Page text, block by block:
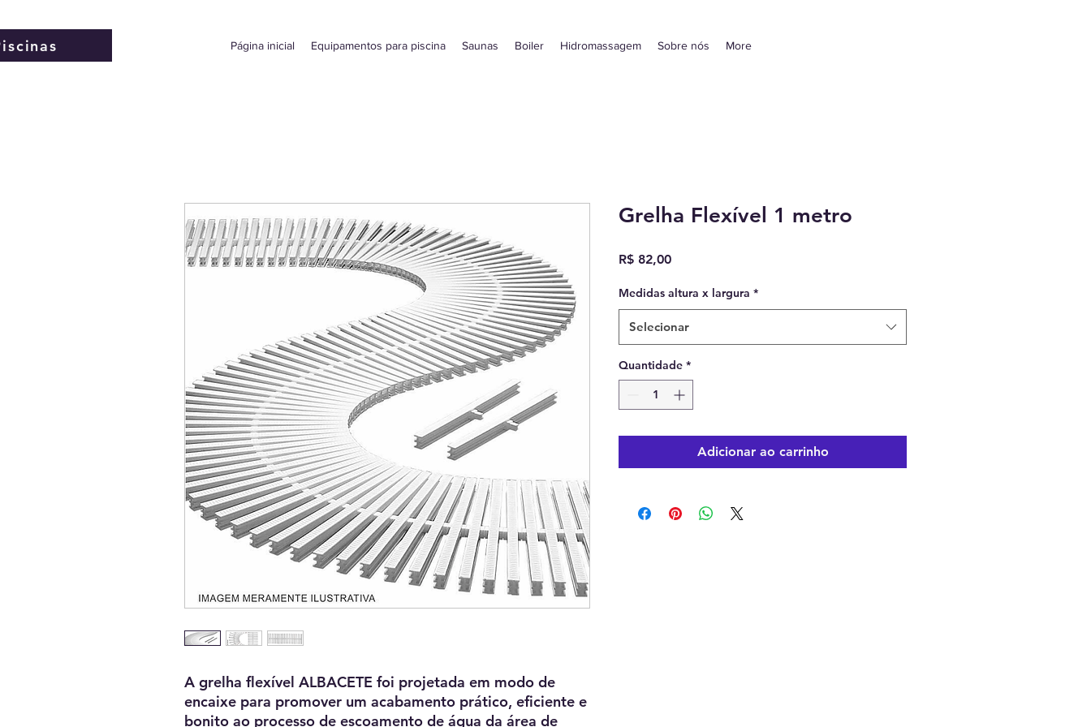
Página inicial Equipamentos para piscina Saunas Boiler Hidromassagem Sobre nós More
A grelha flexível ALBACETE foi projetada em modo de
encaixe para promover um acabamento prático, eficiente e
bonito ao processo de escoamento de água da área de
Grelha Flexível 1 metro
R$ 82,00Preço
Medidas altura x largura *
Selecionar
Quantidade *
Adicionar ao carrinho